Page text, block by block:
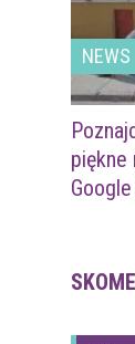
NEWS
piękne